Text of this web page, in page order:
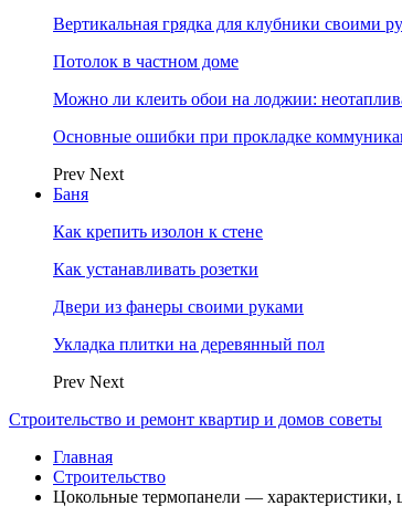
Вертикальная грядка для клубники своими
Потолок в частном доме
Можно ли клеить обои на лоджии:
Основные ошибки при прокладке
Prev Next
Баня
Как крепить изолон к стене
Как устанавливать розетки
Двери из фанеры своими руками
Укладка плитки на деревянный пол
Prev Next
Строительство и ремонт квартир и домов советы
Главная
Строительство
Цокольные термопанели —